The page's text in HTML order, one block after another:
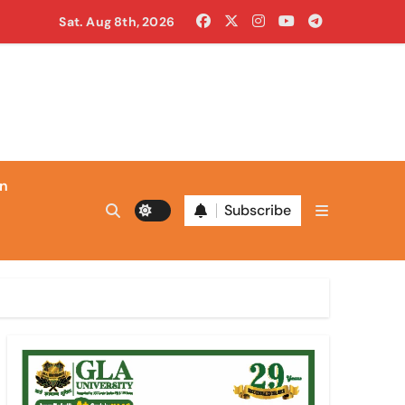
लगाई आग
काली
बदलाव का संकेत
Sat. Aug 8th, 2026
Subscribe